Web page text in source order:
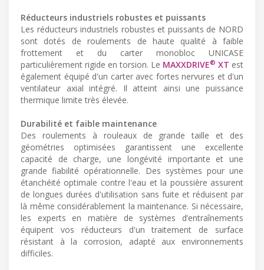
Réducteurs industriels robustes et puissants
Les réducteurs industriels robustes et puissants de NORD
sont dotés de roulements de haute qualité à faible
frottement et du carter monobloc UNICASE
particulièrement rigide en torsion. Le MAXXDRIVE® XT est
également équipé d'un carter avec fortes nervures et d'un
ventilateur axial intégré. Il atteint ainsi une puissance
thermique limite très élevée.
Durabilité et faible maintenance
Des roulements à rouleaux de grande taille et des
géométries optimisées garantissent une excellente
capacité de charge, une longévité importante et une
grande fiabilité opérationnelle. Des systèmes pour une
étanchéité optimale contre l'eau et la poussière assurent
de longues durées d'utilisation sans fuite et réduisent par
là même considérablement la maintenance. Si nécessaire,
les experts en matière de systèmes d’entraînements
équipent vos réducteurs d'un traitement de surface
résistant à la corrosion, adapté aux environnements
difficiles.